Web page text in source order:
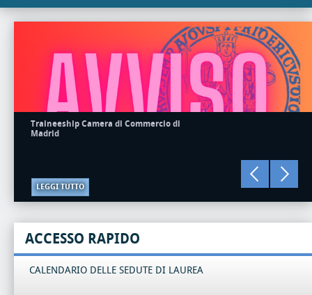
Traineeship Camera di Commercio di
Madrid
LEGGI TUTTO
ACCESSO RAPIDO
CALENDARIO DELLE SEDUTE DI LAUREA